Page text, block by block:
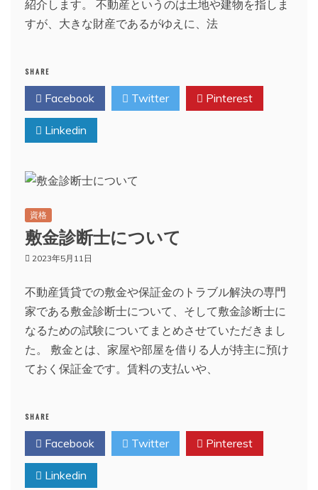
紹介します。 不動産というのは土地や建物を指しま
すが、大きな財産であるがゆえに、法
SHARE
Facebook Twitter Pinterest
Linkedin
資格
敷金診断士について
2023年5月11日
不動産賃貸での敷金や保証金のトラブル解決の専門
家である敷金診断士について、そして敷金診断士に
なるための試験についてまとめさせていただきまし
た。 敷金とは、家屋や部屋を借りる人が持主に預け
ておく保証金です。賃料の支払いや、
SHARE
Facebook Twitter Pinterest
Linkedin